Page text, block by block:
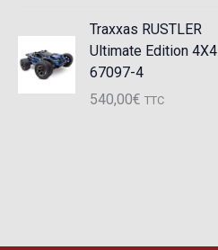
Traxxas RUSTLER
Ultimate Edition 4X4
67097-4
540,00€ TTC